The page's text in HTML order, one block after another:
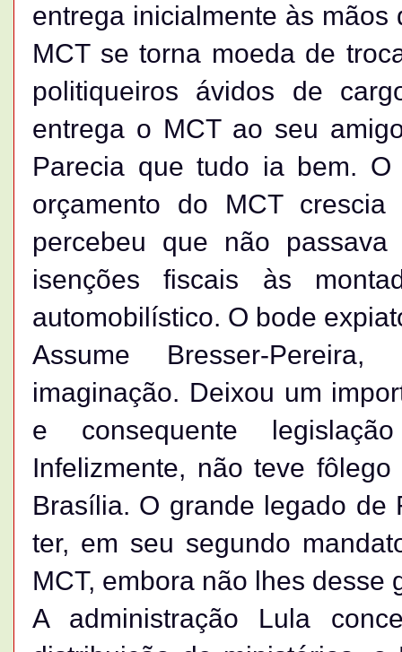
entrega inicialmente às
MCT se torna moeda de
politiqueiros ávidos de
entrega o MCT ao seu
Parecia que tudo ia bem.
orçamento do MCT
percebeu que não
isenções fiscais às
automobilístico. O bode
Assume Bresser-
imaginação. Deixou um
e consequente
Infelizmente, não teve
Brasília. O grande legado de
ter, em seu segundo
MCT, embora não lhes desse
A administração Lula